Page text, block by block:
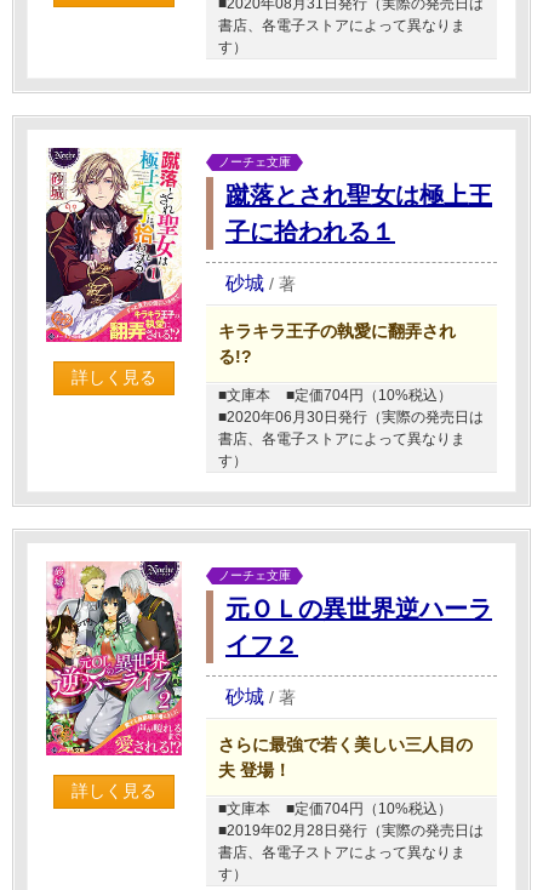
書店、各電子ストアによって異なりま
す）
詳しく見る
ノーチェ文庫
蹴落とされ聖女は極上王
子に拾われる１
砂城 / 著
キラキラ王子の執愛に翻弄され
る!?
■文庫本
■定価704円（10%税込）
■2020年06月30日発行（実際の発売日は
書店、各電子ストアによって異なりま
す）
詳しく見る
ノーチェ文庫
元ＯＬの異世界逆ハーラ
イフ２
砂城 / 著
さらに最強で若く美しい三人目の
夫 登場！
■文庫本
■定価704円（10%税込）
■2019年02月28日発行（実際の発売日は
書店、各電子ストアによって異なりま
す）